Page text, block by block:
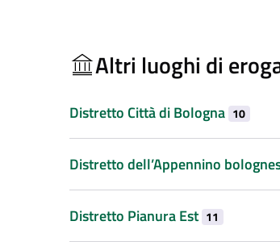
Altri luoghi di
Distretto Città di Bologna 10
Distretto dell’Appennino
Distretto Pianura Est 11